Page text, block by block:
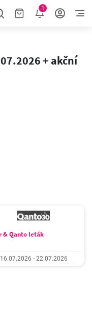
1
+ akční
& Qanto leták
16.07.2026 - 22.07.2026